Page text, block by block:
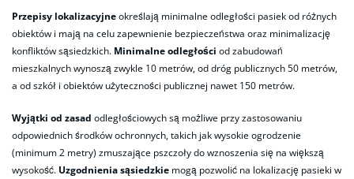
Przepisy lokalizacyjneokreślają minimalne odległości pasiek od różnych
obiektów i mają na celu zapewnienie bezpieczeństwa oraz minimalizację
konfliktów sąsiedzkich. Minimalne odległości od zabudowań
mieszkalnych wynoszą zwykle 10 metrów, od dróg publicznych 50 metrów,
a od szkół i obiektów użyteczności publicznej nawet 150 metrów.
Wyjątki od zasad odległościowych są możliwe przy zastosowaniu
odpowiednich środków ochronnych, takich jak wysokie ogrodzenie
(minimum 2 metry) zmuszające pszczoły do wznoszenia się na większą
wysokość. Uzgodnienia sąsiedzkie mogą pozwolić na lokalizację pasieki w